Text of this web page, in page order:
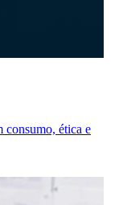
consumo, ética e